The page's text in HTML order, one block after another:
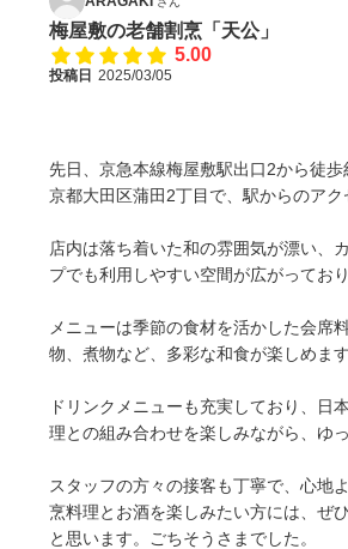
梅屋敷の老舗割烹「天公」
5.00
投稿日 2025/03/05
先日、京急本線梅屋敷駅出口2から徒
京都大田区蒲田2丁目で、駅からのアク
店内は落ち着いた和の雰囲気が漂い、
プでも利用しやすい空間が広がってお
メニューは季節の食材を活かした会席
物、煮物など、多彩な和食が楽しめま
ドリンクメニューも充実しており、日
理との組み合わせを楽しみながら、ゆ
スタッフの方々の接客も丁寧で、心地
烹料理とお酒を楽しみたい方には、ぜ
と思います。ごちそうさまでした。